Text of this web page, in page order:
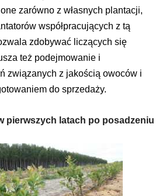
zarówno z własnych plantacji,
współpracujących z tą
zdobywać liczących się
też podejmowanie i
związanych z jakością owoców i
do sprzedaży.
pierwszych latach po posadzeniu